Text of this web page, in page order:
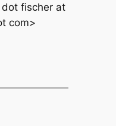
dot fischer at
com>